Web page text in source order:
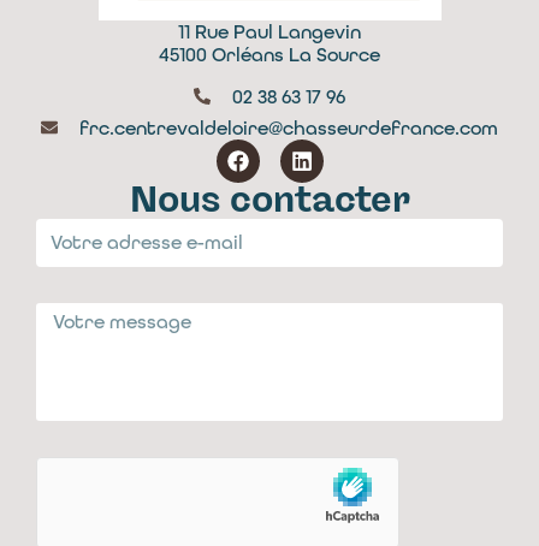
11 Rue Paul Langevin
45100 Orléans La Source
02 38 63 17 96
frc.centrevaldeloire@chasseurdefrance.com
Nous contacter